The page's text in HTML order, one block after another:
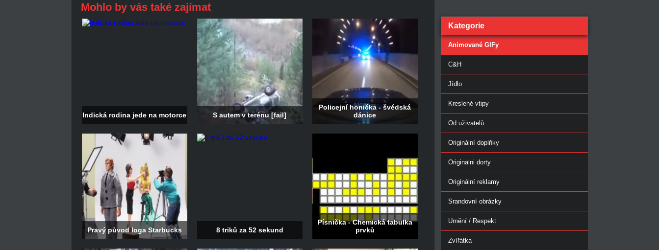
Mohlo by vás také zajímat
Indická rodina jede na motorce S autem v terénu [fail]
Policejní honička - švédská
dánice
Pravý původ loga Starbucks 8 triků za 52 sekund
Písnička - Chemická tabulka
prvků
Kategorie
Animované GIFy
C&H
Jídlo
Kreslené vtipy
Od uživatelů
Originální doplňky
Originalni dorty
Originální reklamy
Srandovní obrázky
Umění / Respekt
Zvířátka